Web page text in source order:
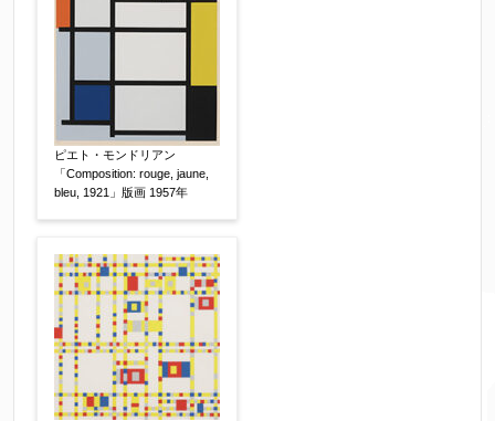
ピエト・モンドリアン
「Composition: rouge, jaune,
bleu, 1921」版画 1957年